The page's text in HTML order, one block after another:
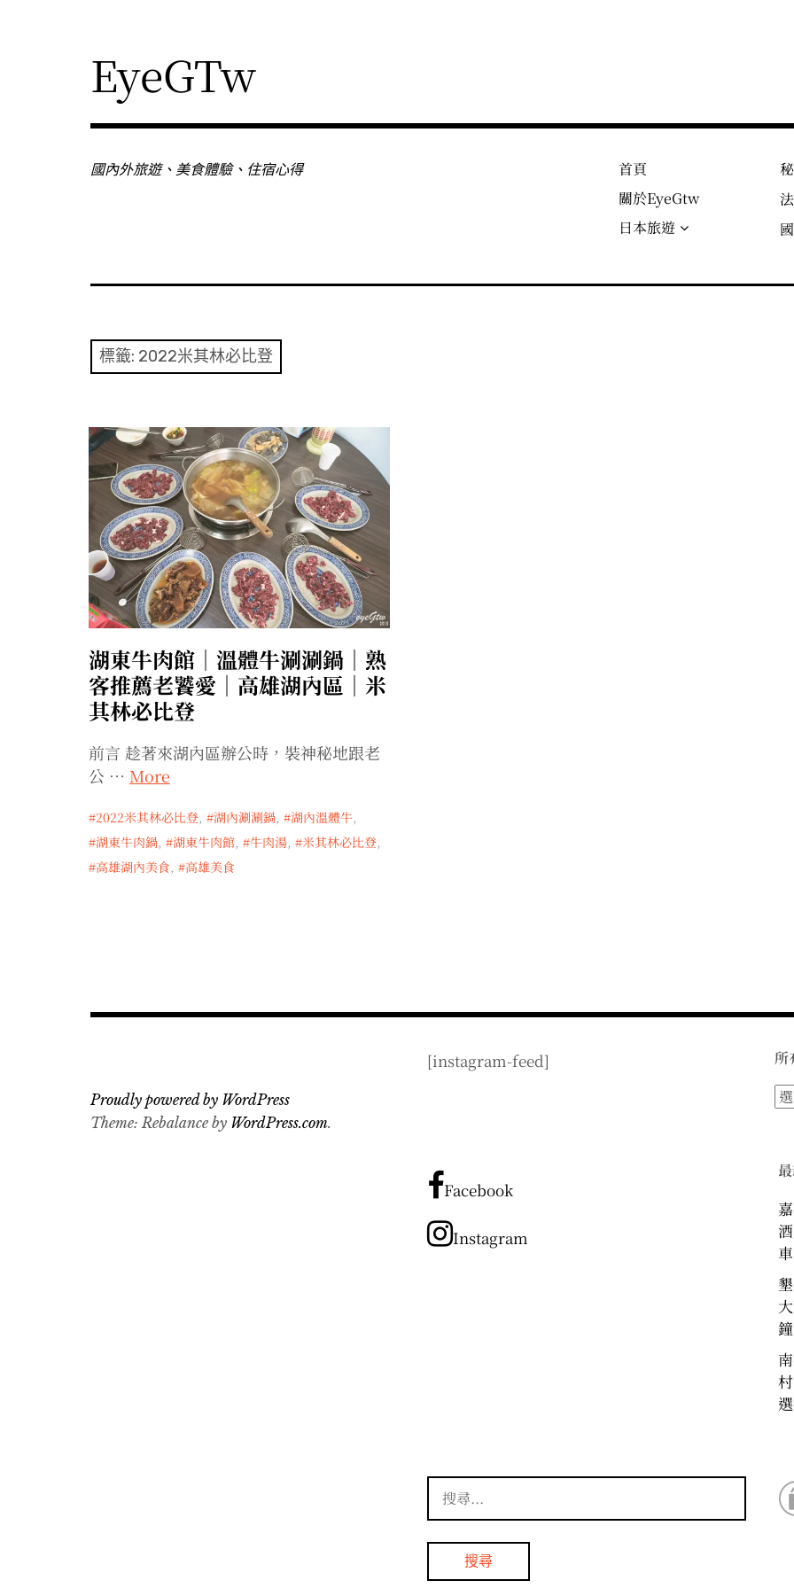
EyeGTw
國內外旅遊、美食體驗、住宿心得
首頁
關於EyeGtw
日本旅遊
標籤: 2022米其林必比登
湖東牛肉館｜溫體牛涮涮鍋｜熟
客推薦老饕愛｜高雄湖內區｜米
其林必比登
前言 趁著來湖內區辦公時，裝神秘地跟老
公 … More
2022米其林必比登, 湖內涮涮鍋, 湖內溫體牛,
湖東牛肉鍋, 湖東牛肉館, 牛肉湯, 米其林必比登,
高雄湖內美食, 高雄美食
[instagram-feed] 所
所
章
分
類
Facebook
Instagram
鐘
字:
Proudly powered by WordPress
Theme: Rebalance by WordPress.com.